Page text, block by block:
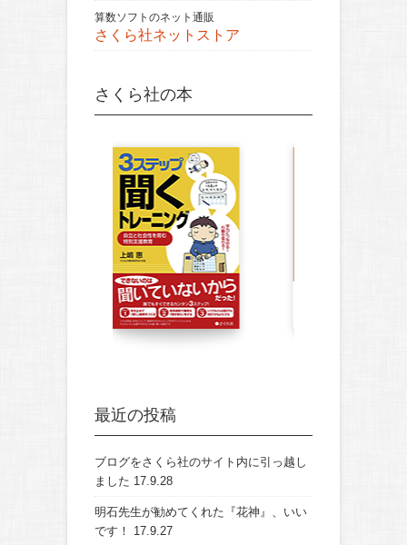
算数ソフトのネット通販
さくら社ネットストア
さくら社の本
最近の投稿
ブログをさくら社のサイト内に引っ越し
ました 17.9.28
明石先生が勧めてくれた『花神』、いい
です！
17.9.27